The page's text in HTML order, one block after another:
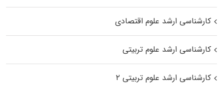
کارشناسی ارشد علوم اقتصادی
کارشناسی ارشد علوم تربیتی
کارشناسی ارشد علوم تربیتی ۲